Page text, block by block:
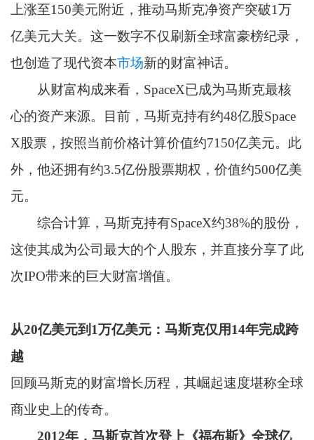
上涨至150美元附近，推动马斯克净资产突破1万
亿美元大关。这一数字不仅刷新全球富豪榜纪录，
也创造了现代资本市场新的财富神话。
从财富构成来看，SpaceX已成为马斯克最核
心的资产来源。目前，马斯克持有约48亿股Space
X股票，按照当前价格计算价值约7150亿美元。此
外，他还拥有约3.5亿份股票期权，价值约500亿美
元。
综合计算，马斯克持有SpaceX约38%的股份，
这使其成为公司最大的个人股东，并直接分享了此
次IPO带来的巨大财富增值。
从20亿美元到1万亿美元：马斯克仅用14年完成跨
越
回顾马斯克的财富增长历程，其崛起速度堪称全球
商业史上的传奇。
2012年，马斯克首次登上《福布斯》全球亿